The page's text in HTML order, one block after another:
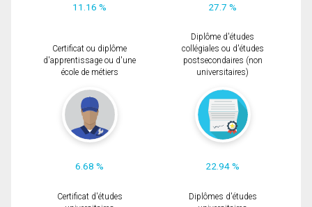
11.16 % 27.7 %
Certificat ou diplôme
d'apprentissage ou d'une
école de métiers
6.68 %
Diplôme d'études
collégiales ou d'études
postsecondaires (non
universitaires)
22.94 %
Certificat d'études
Diplômes d'études